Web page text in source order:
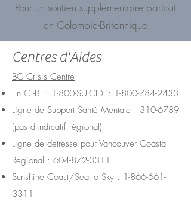
Pour un soutien supplémentaire partout
en Colombie-Britannique
BC Crisis Centre
En C.-B. : 1-800-SUICIDE: 1-800-784-2433
Ligne de Support Santé Mentale : 310-6789
(pas d'indicatif régional)
Ligne de détresse pour Vancouver Coastal
Regional : 604-872-3311
Sunshine Coast/Sea to Sky : 1-866-661-
3311
Centres d'Aides